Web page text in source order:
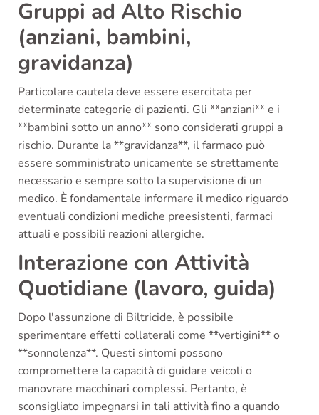
Gruppi ad Alto Rischio
(anziani, bambini,
gravidanza)
Particolare cautela deve essere esercitata per
determinate categorie di pazienti. Gli **anziani** e i
**bambini sotto un anno** sono considerati gruppi a
rischio. Durante la **gravidanza**, il farmaco può
essere somministrato unicamente se strettamente
necessario e sempre sotto la supervisione di un
medico. È fondamentale informare il medico riguardo
eventuali condizioni mediche preesistenti, farmaci
attuali e possibili reazioni allergiche.
Interazione con Attività
Quotidiane (lavoro, guida)
Dopo l'assunzione di Biltricide, è possibile
sperimentare effetti collaterali come **vertigini** o
**sonnolenza**. Questi sintomi possono
compromettere la capacità di guidare veicoli o
manovrare macchinari complessi. Pertanto, è
sconsigliato impegnarsi in tali attività fino a quando